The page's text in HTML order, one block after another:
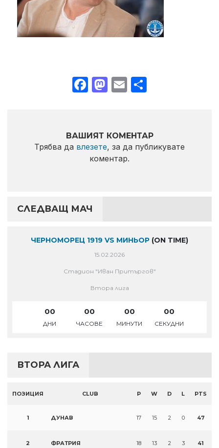
Facebook
Mastodon
Email
ВАШИЯТ КОМЕНТАР
Трябва да влезете, за да публикувате
коментар.
СЛЕДВАЩ МАЧ
ЧЕРНОМОРЕЦ 1919 VS МИНЬОР (ON TIME)
15.02.2026
Стадион "Иван Притъргов"
Втора лига
00
ДНИ
00
ЧАСОВЕ
00
МИНУТИ
00
СЕКУДНИ
ВТОРА ЛИГА
ПОЗИЦИЯ CLUB P W D L PTS
1 ДУНАВ 17 15 2 0 47
2 ФРАТРИЯ 18 13 2 3 41